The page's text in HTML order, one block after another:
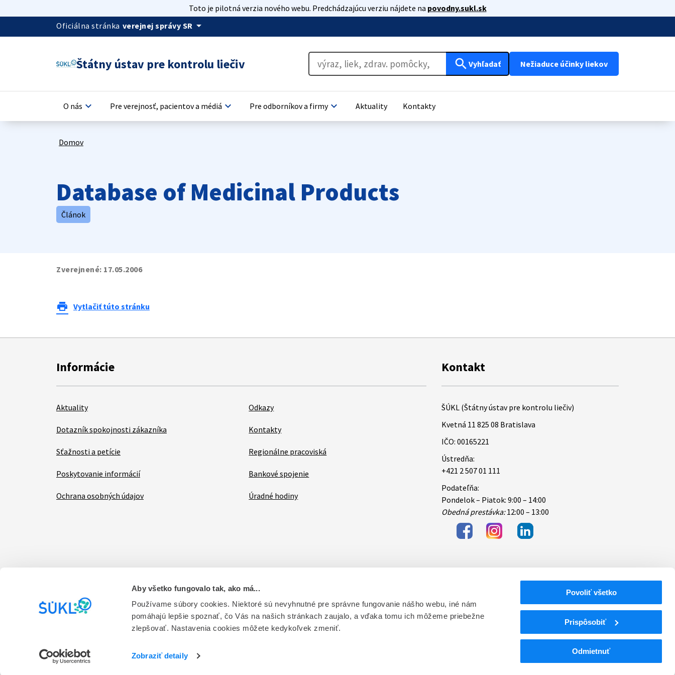
Aby všetko fungovalo tak, ako má...
Používame súbory cookies. Niektoré sú nevyhnutné pre správne fungovanie nášho webu, iné nám
pomáhajú lepšie spoznať, čo Vás na našich stránkach zaujalo, a vďaka tomu ich môžeme priebežne
zlepšovať. Nastavenia cookies môžete kedykoľvek zmeniť.
Zobraziť detaily
Povoliť všetko
Prispôsobiť
Odmietnuť
Toto je pilotná verzia nového webu. Predchádzajúcu verziu nájdete na povodny.sukl.sk
Oficiálna stránka verejnej správy SR arrow_drop_down
Štátny ústav pre kontrolu liečiv search Vyhľadať Nežiaduce účinky liekov
O nás keyboard_arrow_down Pre verejnosť, pacientov a médiá keyboard_arrow_down Pre odborníkov a firmykeyboard_arrow_down Aktuality Kontakty
Domov
Database of Medicinal Products
Článok
Zverejnené: 17.05.2006
print Vytlačiť túto stránku
Informácie
Aktuality
Dotazník spokojnosti zákazníka
Sťažnosti a petície
Poskytovanie informácií
Ochrana osobných údajov
Odkazy
Kontakty
Regionálne pracoviská
Bankové spojenie
Úradné hodiny
Kontakt
ŠÚKL (Štátny ústav pre kontrolu liečiv)
Kvetná 11 825 08 Bratislava
IČO: 00165221
Ústredňa:
+421 2 507 01 111
Podateľňa:
Pondelok – Piatok: 9:00 – 14:00
Obedná prestávka:12:00 – 13:00
Items
Vyhlásenie o prístupnosti Kontakt na prevádzkovateľa RSS Oznamy Databázy a servis Základné zásady bezpečnosti
Prevádzkovateľom stránky je Štátny ústav pre kontrolu liečiv. Vytvorené v súlade s Jednotným dizajn manuálom elektronických